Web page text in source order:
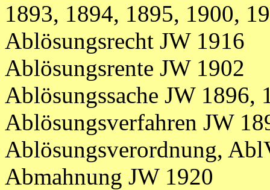
1893, 1894, 1895, 1900,
Ablösungsrecht JW 1916
Ablösungsrente JW 1902
Ablösungssache JW 1896,
Ablösungsverfahren JW
Ablösungsverordnung,
Abmahnung JW 1920